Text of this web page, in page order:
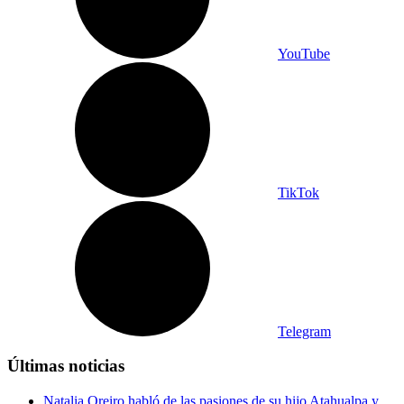
YouTube
TikTok
Telegram
Últimas noticias
Natalia Oreiro habló de las pasiones de su hijo Atahualpa y